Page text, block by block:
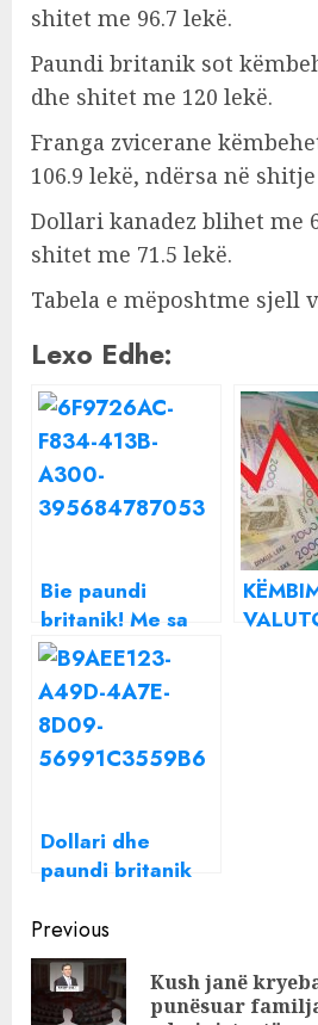
shitet me 96.7 lekë.
Paundi britanik sot
dhe shitet me 120 lekë.
Franga zvicerane
106.9 lekë, ndërsa në
Dollari kanadez blihet me
shitet me 71.5 lekë.
Tabela e mëposhtme sjell
Lexo Edhe:
Bie paundi
britanik! Me sa
shitet dhe blihet
euro e dollari? Ja
këmbimi valutor
për sot
Dollari dhe
paundi britanik
euro “ngec” në
të njëjtin nivel,
njihuni me
këmbimin valutor
Continue
Reading
Previous
Kush janë
punësuar